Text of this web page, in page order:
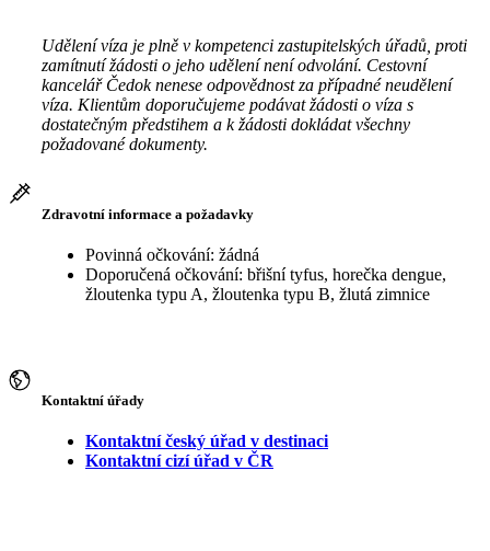
Udělení víza je plně v kompetenci zastupitelských úřadů, proti
zamítnutí žádosti o jeho udělení není odvolání. Cestovní
kancelář Čedok nenese odpovědnost za případné neudělení
víza. Klientům doporučujeme podávat žádosti o víza s
dostatečným předstihem a k žádosti dokládat všechny
požadované dokumenty.
Zdravotní informace a požadavky
Povinná očkování: žádná
Doporučená očkování: břišní tyfus, horečka dengue,
žloutenka typu A, žloutenka typu B, žlutá zimnice
Kontaktní úřady
Kontaktní český úřad v destinaci
Kontaktní cizí úřad v ČR